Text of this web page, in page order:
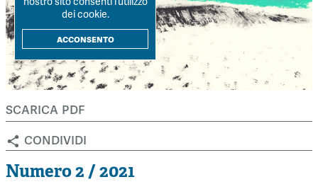
La Rivista
Submission
Colophon
Autori
Archivio
Argomenti
Forum
Forum
Tutti gli articoli
Autori
Argomenti
Dossier
Tutti i dossier
Workshop Impresa Sociale 2021
Chi siamo
Contatti
Sostienici
scarica pdf
condividi
Numero 2 / 2021
nostro sito consenti l’utilizzo
dei cookie.
acconsento